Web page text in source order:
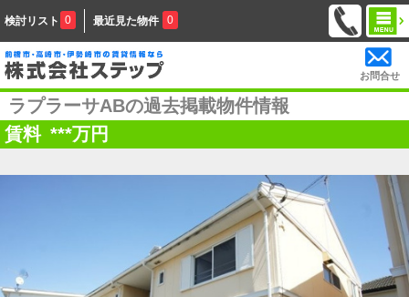
検討リスト 0 最近見た物件 0
お問合せ
ラプラーサABの過去掲載物件情報
賃料 ***万円